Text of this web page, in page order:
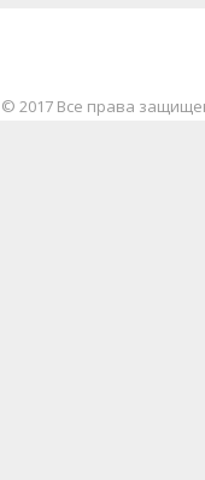
2017 Все права